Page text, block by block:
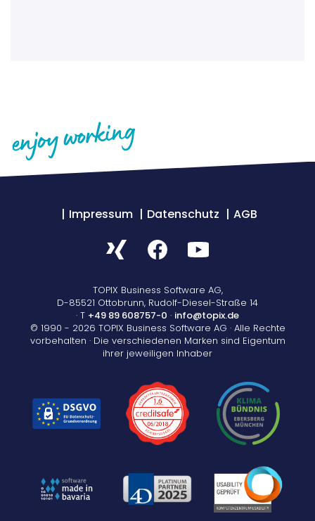
Impressum Datenschutz AGB
TOPIX Business Software AG,
D-85521 Ottobrunn, Rudolf-Diesel-Straße 14
· T +49 89 608757-0 · info@topix.de
© 1990 - 2026 TOPIX Business Software AG · Alle Rechte
vorbehalten · Die verschiedenen Marken sind Eigentum
ihrer jeweiligen Inhaber